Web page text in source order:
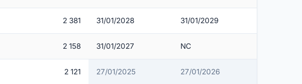
2 381 31/01/2028 31/01/2029
2 158 31/01/2027 NC
2 121 27/01/2025 27/01/2026